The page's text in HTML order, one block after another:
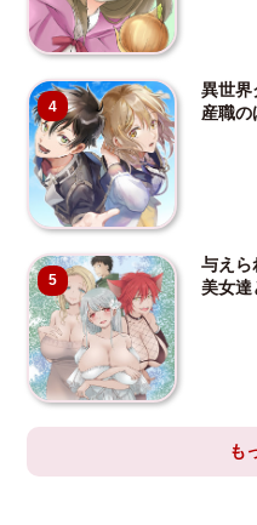
4
異世界
産職の
5
与えら
美女達
も